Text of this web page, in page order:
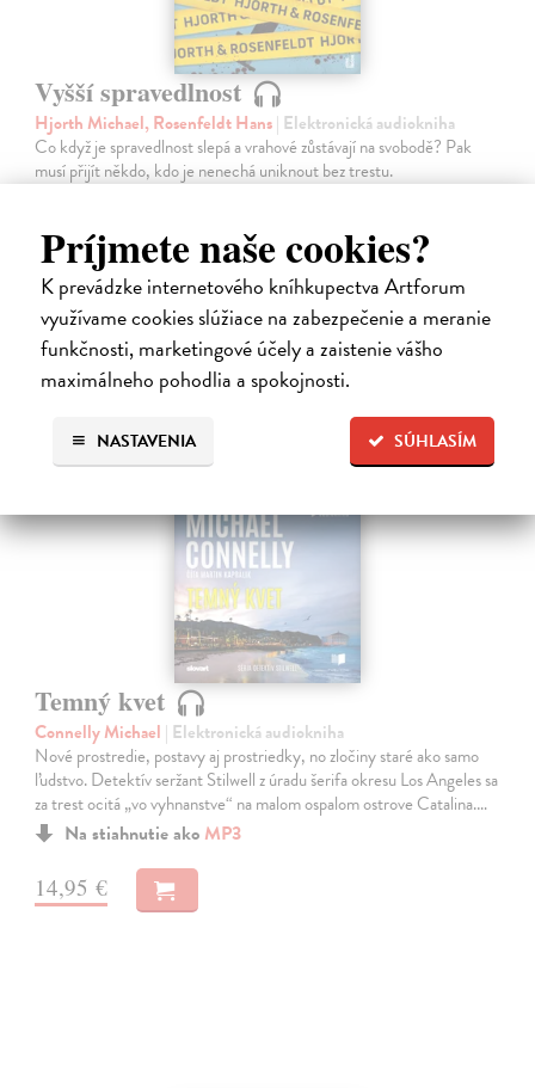
Príjmete naše cookies?
K prevádzke internetového kníhkupectva Artforum
využívame cookies slúžiace na zabezpečenie a meranie
funkčnosti, marketingové účely a zaistenie vášho
maximálneho pohodlia a spokojnosti.
SÚHLASÍM
NASTAVENIA
Vyšší spravedlnost
Hjorth Michael, Rosenfeldt Hans| Elektronická audiokniha
Co když je spravedlnost slepá a vrahové zůstávají na svobodě? Pak
musí přijít někdo, kdo je nenechá uniknout bez trestu.
17,96 €
Temný kvet
Connelly Michael | Elektronická audiokniha
Nové prostredie, postavy aj prostriedky, no zločiny staré ako samo
ľudstvo. Detektív seržant Stilwell z úradu šerifa okresu Los Angeles sa
za trest ocitá „vo vyhnanstve“ na malom ospalom ostrove Catalina.…
Na stiahnutie ako MP3
14,95 €